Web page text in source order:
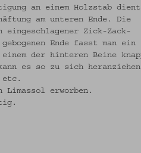
an einem Holzstab dient
am unteren Ende. Die
Zick-Zack-
Ende fasst man ein
der hinteren Beine
es so zu sich
etc.
Limassol erworben.